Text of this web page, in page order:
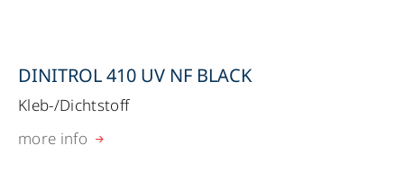
DINITROL 410 UV NF BLACK
Kleb-/Dichtstoff
more info